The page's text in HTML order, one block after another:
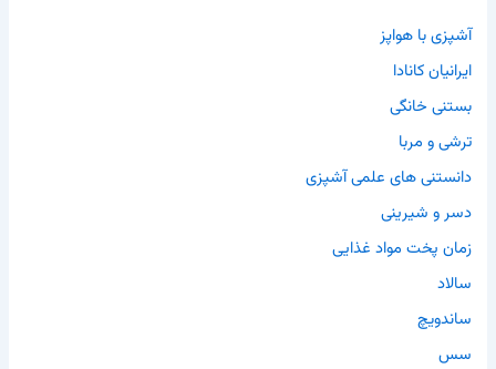
آشپزی با هواپز
ایرانیان کانادا
بستنی خانگی
ترشی و مربا
دانستنی های علمی آشپزی
دسر و شیرینی
زمان پخت مواد غذایی
سالاد
ساندویچ
سس